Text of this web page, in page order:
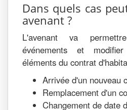
Dans quels cas
avenant ?
L'avenant va
événements et
éléments du contrat
Arrivée d'un nouveau
Remplacement d'un
Changement de date